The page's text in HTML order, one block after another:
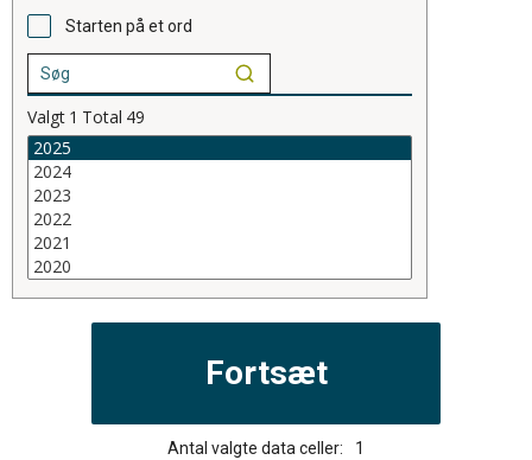
Starten på et ord
Valgt 1 Total 49
Antal valgte data celler: 1